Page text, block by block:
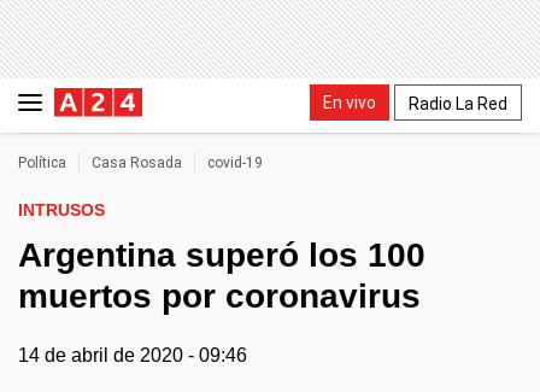
En vivo Radio La Red
Política Casa Rosada covid-19
INTRUSOS
Argentina superó los 100
muertos por coronavirus
14 de abril de 2020 - 09:46